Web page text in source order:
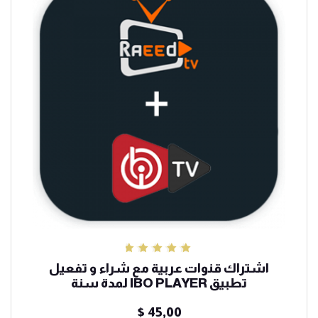
تم التقييم
5.00
من 5
اشتراك قنوات عربية مع شراء و تفعيل
تطبيق IBO PLAYER لمدة سنة
$ 45,00